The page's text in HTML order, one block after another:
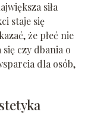
siła
staje się
że płeć nie
czy dbania o
dla osób,